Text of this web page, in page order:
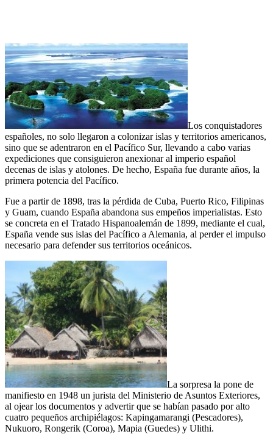
Los conquistadores
españoles, no solo llegaron a colonizar islas y territorios americanos,
sino que se adentraron en el Pacífico Sur, llevando a cabo varias
expediciones que consiguieron anexionar al imperio español
decenas de islas y atolones. De hecho, España fue durante años, la
primera potencia del Pacífico.
Fue a partir de 1898, tras la pérdida de Cuba, Puerto Rico, Filipinas
y Guam, cuando España abandona sus empeños imperialistas. Esto
se concreta en el Tratado Hispanoalemán de 1899, mediante el cual,
España vende sus islas del Pacífico a Alemania, al perder el impulso
necesario para defender sus territorios oceánicos.
La sorpresa la pone de
manifiesto en 1948 un jurista del Ministerio de Asuntos Exteriores,
al ojear los documentos y advertir que se habían pasado por alto
cuatro pequeños archipiélagos: Kapingamarangi (Pescadores),
Nukuoro, Rongerik (Coroa), Mapia (Guedes) y Ulithi.